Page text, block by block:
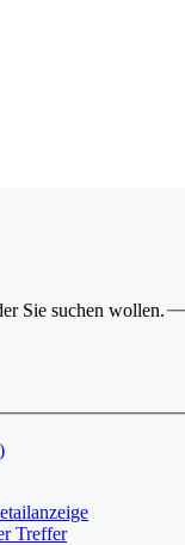
Sie suchen wollen.
Treffer